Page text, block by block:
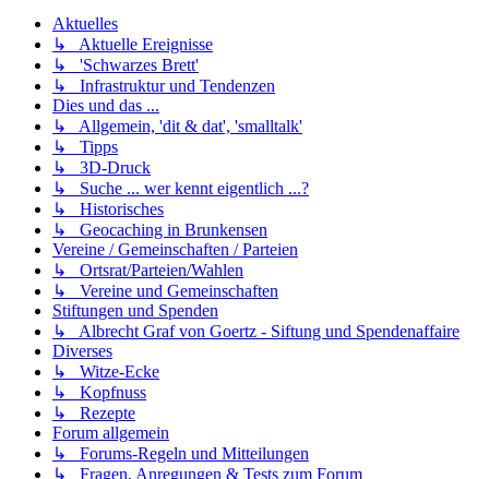
Aktuelles
↳ Aktuelle Ereignisse
↳ 'Schwarzes Brett'
↳ Infrastruktur und Tendenzen
Dies und das ...
↳ Allgemein, 'dit & dat', 'smalltalk'
↳ Tipps
↳ 3D-Druck
↳ Suche ... wer kennt eigentlich ...?
↳ Historisches
↳ Geocaching in Brunkensen
Vereine / Gemeinschaften / Parteien
↳ Ortsrat/Parteien/Wahlen
↳ Vereine und Gemeinschaften
Stiftungen und Spenden
↳ Albrecht Graf von Goertz - Siftung und Spendenaffaire
Diverses
↳ Witze-Ecke
↳ Kopfnuss
↳ Rezepte
Forum allgemein
↳ Forums-Regeln und Mitteilungen
↳ Fragen, Anregungen & Tests zum Forum